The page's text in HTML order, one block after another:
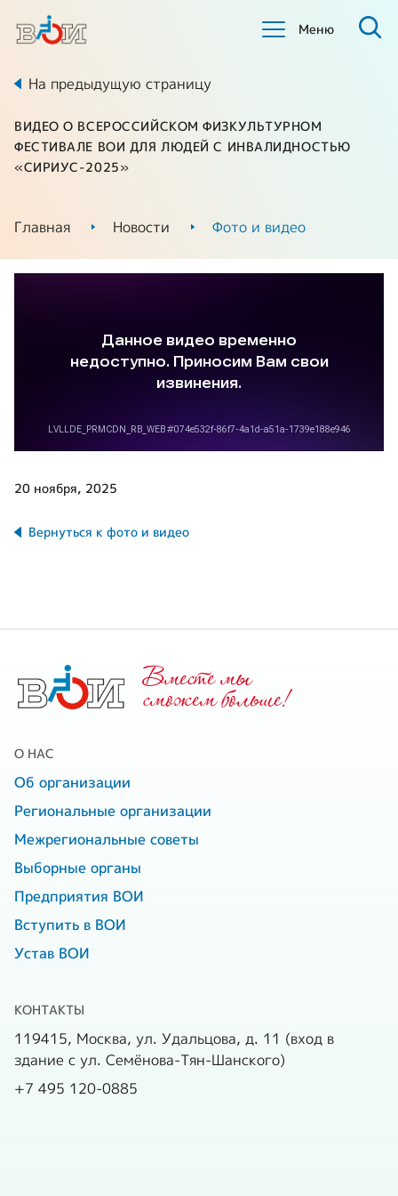
Меню
На предыдущую страницу
ВИДЕО О ВСЕРОССИЙСКОМ ФИЗКУЛЬТУРНОМ
ФЕСТИВАЛЕ ВОИ ДЛЯ ЛЮДЕЙ С ИНВАЛИДНОСТЬЮ
«СИРИУС-2025»
Главная Новости Фото и видео
20 ноября, 2025
Вернуться к фото и видео
Вместе мы
cможем больше!
О НАС
Об организации
Региональные организации
Межрегиональные советы
Выборные органы
Предприятия ВОИ
Вступить в ВОИ
Устав ВОИ
КОНТАКТЫ
119415, Москва, ул. Удальцова, д. 11 (вход в
здание с ул. Семёнова-Тян-Шанского)
+7 495 120-0885